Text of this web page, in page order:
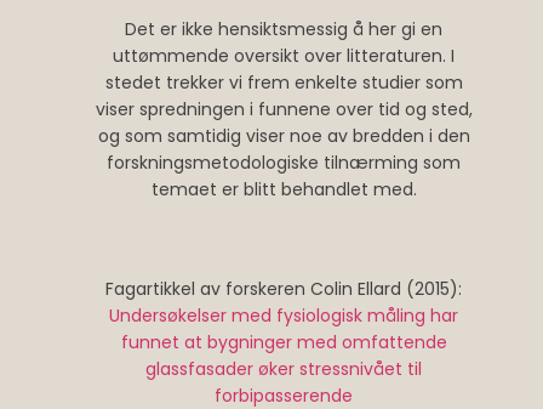
Det er ikke hensiktsmessig å her gi en
uttømmende oversikt over litteraturen. I
stedet trekker vi frem enkelte studier som
viser spredningen i funnene over tid og sted,
og som samtidig viser noe av bredden i den
forskningsmetodologiske tilnærming som
temaet er blitt behandlet med.
Fagartikkel av forskeren Colin Ellard (2015):
Undersøkelser med fysiologisk måling har
funnet at bygninger med omfattende
glassfasader øker stressnivået til
forbipasserende